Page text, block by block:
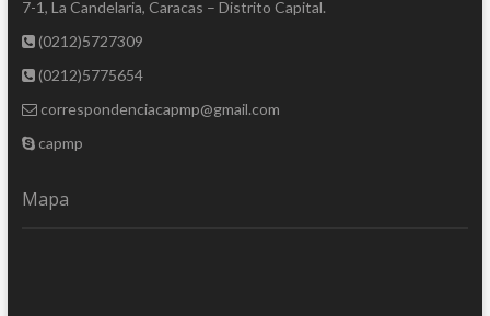
7-1, La Candelaria, Caracas – Distrito Capital.
(0212)5727309
(0212)5775654
correspondenciacapmp@gmail.com
capmp
Mapa